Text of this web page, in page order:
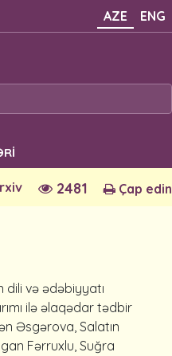
AZE ENG
Çap edin
2481
dili və ədəbiyyatı
ilə əlaqədar tədbir
Əsgərova, Salatın
Fərruxlu, Suğra